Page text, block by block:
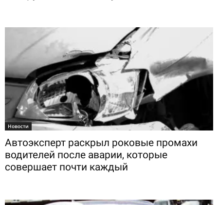
Новости
Автоэксперт раскрыл роковые промахи
водителей после аварии, которые
совершает почти каждый